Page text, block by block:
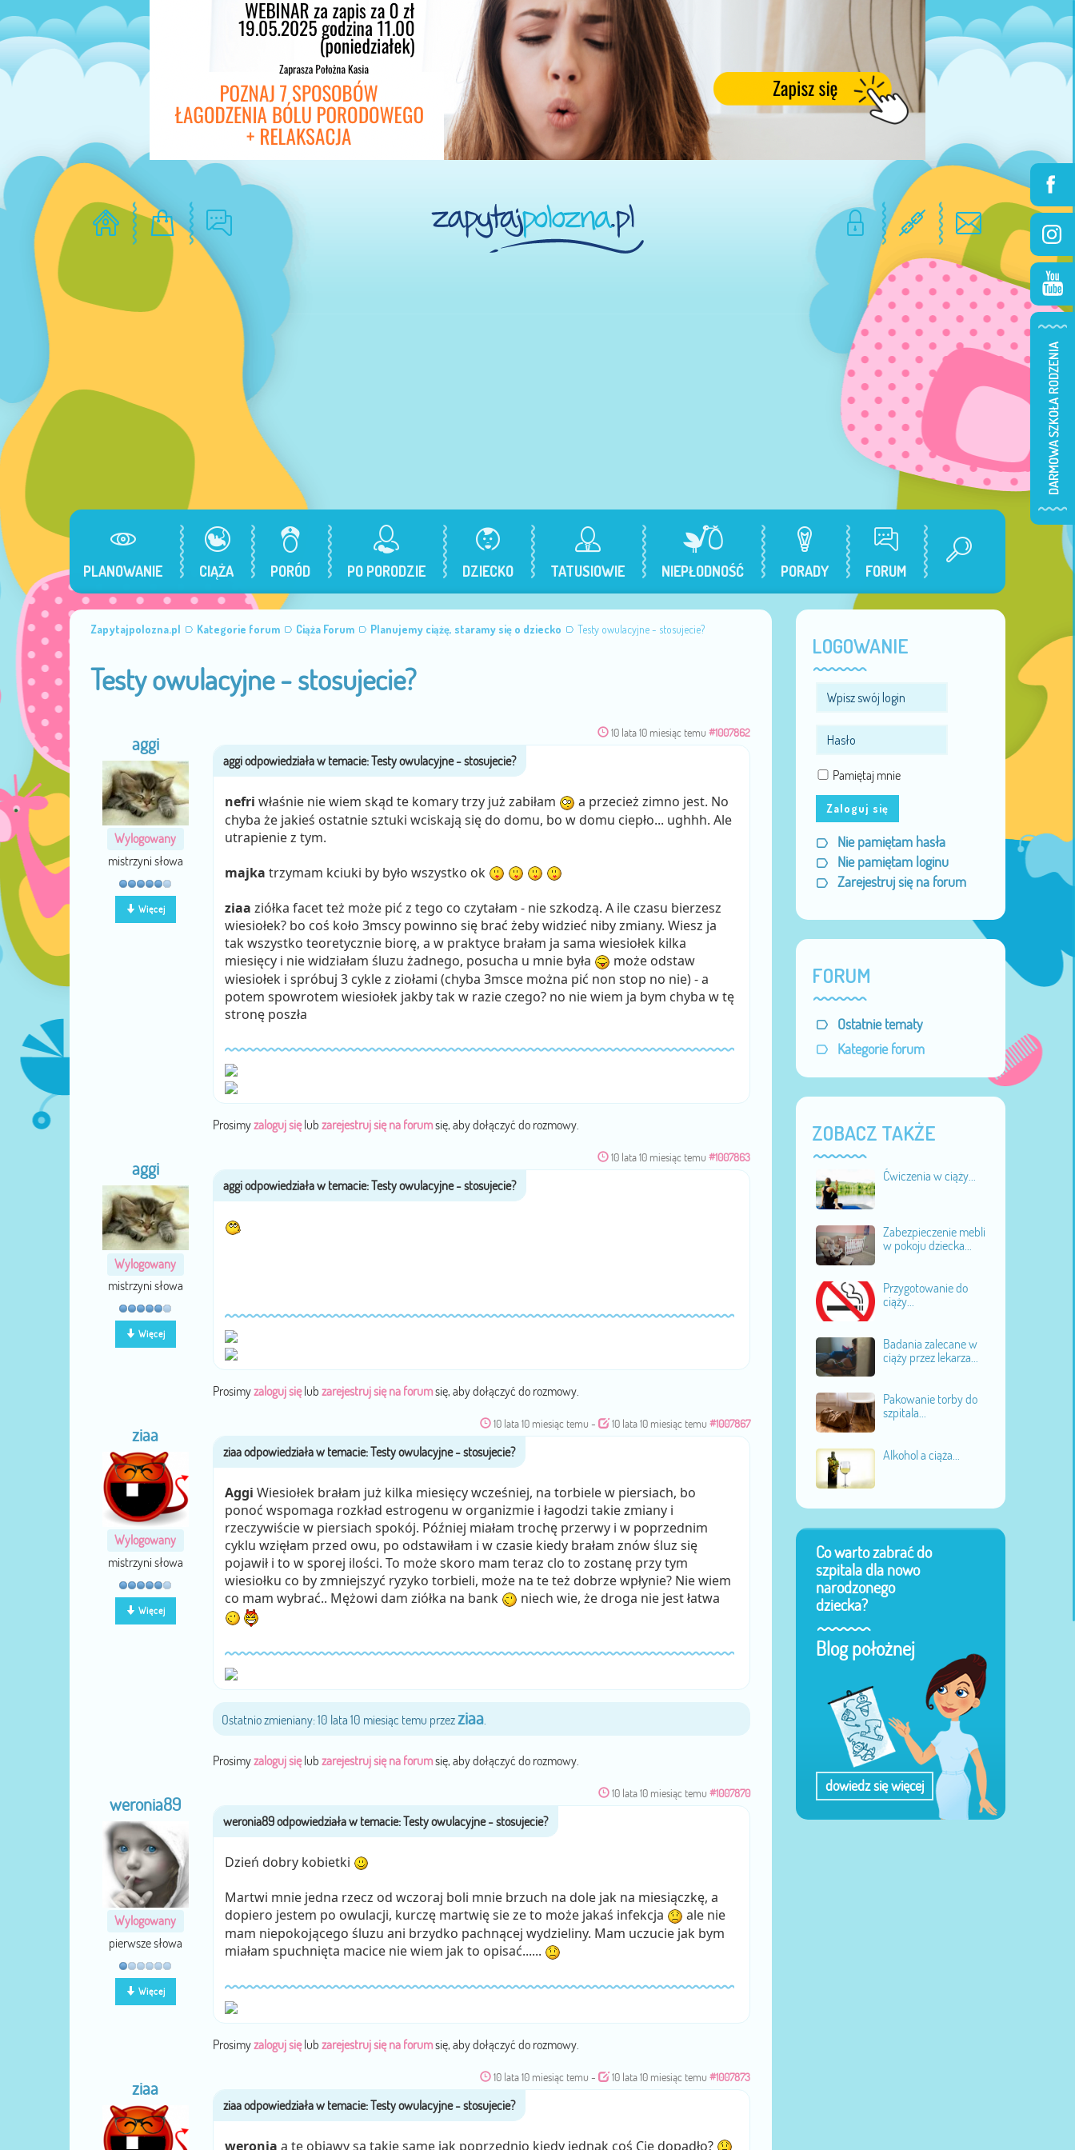
PLANOWANIE CIĄŻA PORÓD PO PORODZIE DZIECKO TATUSIOWIE NIEPŁODNOŚĆ PORADY FORUM
Zapytajpolozna.pl Kategorie forum Ciąża Forum Planujemy ciążę, staramy się o dziecko Testy owulacyjne - stosujecie?
Testy owulacyjne - stosujecie?
aggi
Wylogowany
mistrzyni słowa
Więcej
10 lata 10 miesiąc temu #1007862
nefri właśnie nie wiem skąd te komary trzy już zabiłam
a przecież zimno jest. No
chyba że jakieś ostatnie sztuki wciskają się do domu, bo w domu ciepło... ughhh. Ale
utrapienie z tym.
majka trzymam kciuki by było wszystko ok
ziaa ziółka facet też może pić z tego co czytałam - nie szkodzą. A ile czasu bierzesz
wiesiołek? bo coś koło 3mscy powinno się brać żeby widzieć niby zmiany. Wiesz ja
tak wszystko teoretycznie biorę, a w praktyce brałam ja sama wiesiołek kilka
miesięcy i nie widziałam śluzu żadnego, posucha u mnie była
może odstaw
wiesiołek i spróbuj 3 cykle z ziołami (chyba 3msce można pić non stop no nie) - a
potem spowrotem wiesiołek jakby tak w razie czego? no nie wiem ja bym chyba w tę
stronę poszła
Prosimyzaloguj sięlub zarejestruj się na forumsię, aby dołączyć do rozmowy.
aggi
Wylogowany
mistrzyni słowa
Więcej
10 lata 10 miesiąc temu #1007863
Prosimyzaloguj sięlub zarejestruj się na forumsię, aby dołączyć do rozmowy.
ziaa
Wylogowany
mistrzyni słowa
Więcej
10 lata 10 miesiąc temu - 10 lata 10 miesiąc temu #1007867
Aggi Wiesiołek brałam już kilka miesięcy wcześniej, na torbiele w piersiach, bo
ponoć wspomaga rozkład estrogenu w organizmie i łagodzi takie zmiany i
rzeczywiście w piersiach spokój. Później miałam trochę przerwy i w poprzednim
cyklu wzięłam przed owu, po odstawiłam i w czasie kiedy brałam znów śluz się
pojawił i to w sporej ilości. To może skoro mam teraz clo to zostanę przy tym
wiesiołku co by zmniejszyć ryzyko torbieli, może na te też dobrze wpłynie? Nie wiem
co mam wybrać.. Mężowi dam ziółka na bank
niech wie, że droga nie jest łatwa
Ostatnio zmieniany: 10 lata 10 miesiąc temu przezziaa.
Prosimyzaloguj sięlub zarejestruj się na forumsię, aby dołączyć do rozmowy.
weronia89
Wylogowany
pierwsze słowa
Więcej
10 lata 10 miesiąc temu #1007870
Dzień dobry kobietki
Martwi mnie jedna rzecz od wczoraj boli mnie brzuch na dole jak na miesiączkę, a
dopiero jestem po owulacji, kurczę martwię sie ze to może jakaś infekcja
ale nie
mam niepokojącego śluzu ani brzydko pachnącej wydzieliny. Mam uczucie jak bym
miałam spuchnięta macice nie wiem jak to opisać......
Prosimyzaloguj sięlub zarejestruj się na forumsię, aby dołączyć do rozmowy.
ziaa
10 lata 10 miesiąc temu - 10 lata 10 miesiąc temu #1007873
weronia a te objawy są takie same jak poprzednio kiedy jednak coś Cię dopadło?
LOGOWANIE
Pamiętaj mnie
Zaloguj się
Nie pamiętam hasła
Nie pamiętam loginu
Zarejestruj się na forum
FORUM
Ostatnie tematy
Kategorie forum
ZOBACZ TAKŻE
Ćwiczenia w ciąży...
Zabezpieczenie mebli
w pokoju dziecka...
Przygotowanie do
ciąży...
Badania zalecane w
ciąży przez lekarza...
Pakowanie torby do
szpitala...
Alkohol a ciąża...
Co warto zabrać do
szpitala dla nowo
narodzonego
dziecka?
Blog położnej
dowiedz się więcej